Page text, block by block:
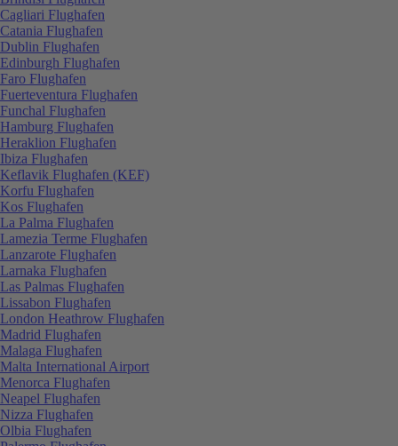
Cagliari Flughafen
Catania Flughafen
Dublin Flughafen
Edinburgh Flughafen
Faro Flughafen
Fuerteventura Flughafen
Funchal Flughafen
Hamburg Flughafen
Heraklion Flughafen
Ibiza Flughafen
Keflavik Flughafen (KEF)
Korfu Flughafen
Kos Flughafen
La Palma Flughafen
Lamezia Terme Flughafen
Lanzarote Flughafen
Larnaka Flughafen
Las Palmas Flughafen
Lissabon Flughafen
London Heathrow Flughafen
Madrid Flughafen
Malaga Flughafen
Malta International Airport
Menorca Flughafen
Neapel Flughafen
Nizza Flughafen
Olbia Flughafen